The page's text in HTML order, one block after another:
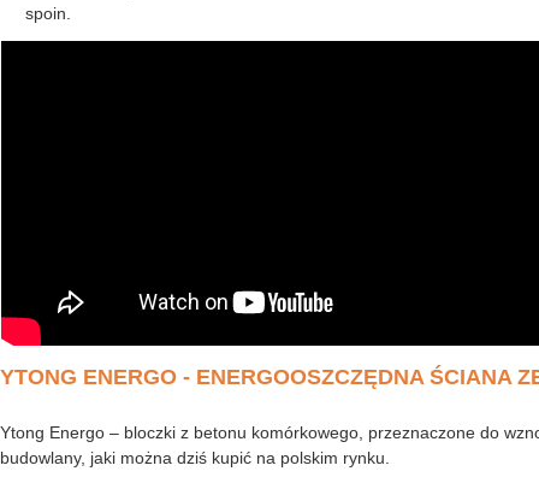
spoin.
YTONG ENERGO - ENERGOOSZCZĘDNA ŚCIANA
Ytong Energo – bloczki z betonu komórkowego, przeznaczone do
budowlany, jaki można dziś kupić na polskim rynku.